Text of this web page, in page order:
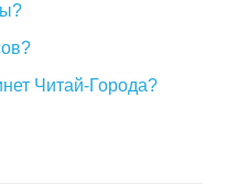
Читай-Города?